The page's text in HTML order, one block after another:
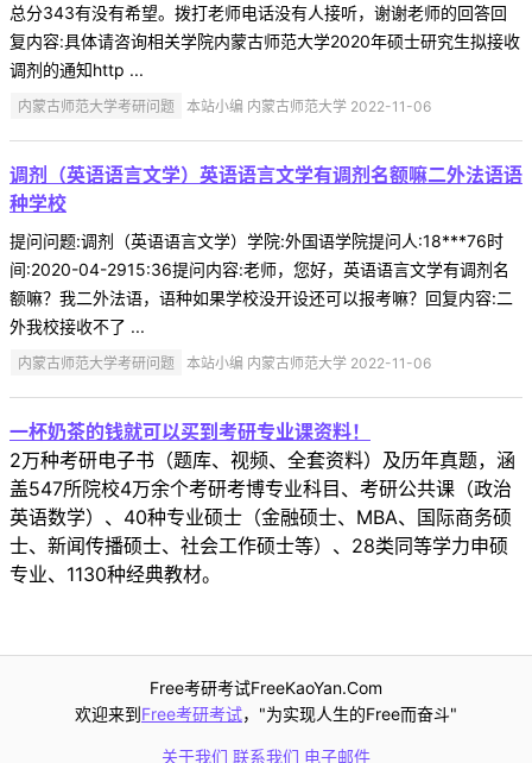
总分343有没有希望。拨打老师电话没有人接听，谢谢老师的回答回
复内容:具体请咨询相关学院内蒙古师范大学2020年硕士研究生拟接收
调剂的通知http ...
内蒙古师范大学考研问题 本站小编 内蒙古师范大学 2022-11-06
调剂（英语语言文学）英语语言文学有调剂名额嘛二外法语语
种学校
提问问题:调剂（英语语言文学）学院:外国语学院提问人:18***76时
间:2020-04-2915:36提问内容:老师，您好，英语语言文学有调剂名
额嘛？我二外法语，语种如果学校没开设还可以报考嘛？回复内容:二
外我校接收不了 ...
内蒙古师范大学考研问题 本站小编 内蒙古师范大学 2022-11-06
一杯奶茶的钱就可以买到考研专业课资料！
2万种考研电子书（题库、视频、全套资料）及历年真题，涵
盖547所院校4万余个考研考博专业科目、考研公共课（政治
英语数学）、40种专业硕士（金融硕士、MBA、国际商务硕
士、新闻传播硕士、社会工作硕士等）、28类同等学力申硕
专业、1130种经典教材。
Free考研考试FreeKaoYan.Com
欢迎来到Free考研考试，"为实现人生的Free而奋斗"
关于我们 联系我们 电子邮件